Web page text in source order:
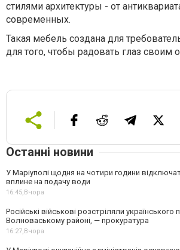
стилями архитектуры - от
современных.
Такая мебель создана для
для того, чтобы радовать глаз своим
Останні новини
У Маріуполі щодня на чотири години
вплине на подачу води
16:45,Вчора
Російські військові розстріляли українського
Волноваському районі, — прокуратура
16:27,Вчора